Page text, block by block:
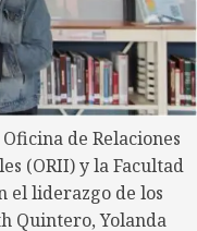
de Relaciones
(ORII) y la Facultad
el liderazgo de los
Quintero, Yolanda